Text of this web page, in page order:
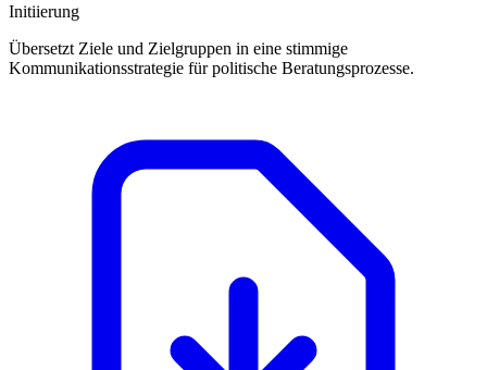
Initiierung
Übersetzt Ziele und Zielgruppen in eine stimmige
Kommunikationsstrategie für politische Beratungsprozesse.